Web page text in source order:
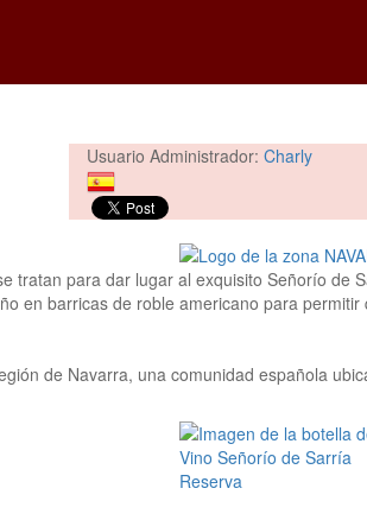
Usuario Administrador:Charly
tratan para dar lugar al exquisito Señorío de
en barricas de roble americano para permitir
de Navarra, una comunidad española